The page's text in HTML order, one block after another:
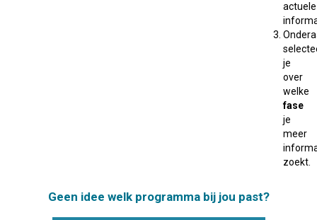
actuele
je
over
welke
fase
je
meer
zoekt.
Geen idee welk programma bij jou past?